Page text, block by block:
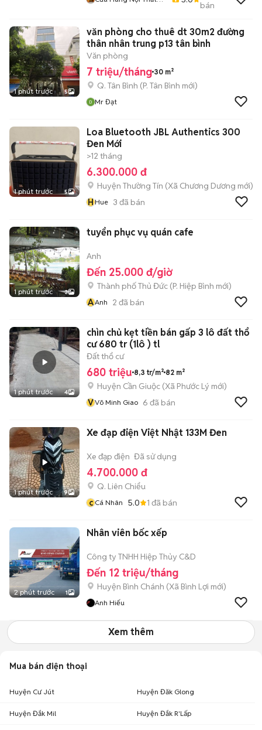
bán
1 phút trước 5
văn phòng cho thuê dt 30m2 đường
thân nhân trung p13 tân bình
Văn phòng
7 triệu/tháng 30 m²
Q. Tân Bình (P. Tân Bình mới)
Mr Đạt
1 phút trước 5
Loa Bluetooth JBL Authentics 300
Đen Mới
>12 tháng
6.300.000 đ
Huyện Thường Tín (Xã Chương Dương mới)
HHue 3 đã bán
1 phút trước 3
tuyển phục vụ quán cafe
Anh
Đến 25.000 đ/giờ
Thành phố Thủ Đức (P. Hiệp Bình mới)
AAnh 2 đã bán
1 phút trước 4
chìn chủ kẹt tiền bán gấp 3 lô đất thổ
cư 680 tr (1lô ) tl
Đất thổ cư
680 triệu 8,3 tr/m² 82 m²
Huyện Cần Giuộc (Xã Phước Lý mới)
VVõ Minh Giao 6 đã bán
1 phút trước 9
Xe đạp điện Việt Nhật 133M Đen
Xe đạp điện Đã sử dụng
4.700.000 đ
Q. Liên Chiểu
c Cá Nhân 5.0 1 đã bán
2 phút trước 1
Nhân viên bốc xếp
Công ty TNHH Hiệp Thủy C&D
Đến 12 triệu/tháng
Huyện Bình Chánh (Xã Bình Lợi mới)
Anh Hiếu
Xem thêm
Mua bán điện thoại
Huyện Cư Jút Huyện Đăk Glong
Huyện Đắk Mil Huyện Đắk R'Lấp